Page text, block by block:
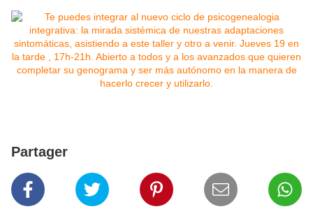
Partager